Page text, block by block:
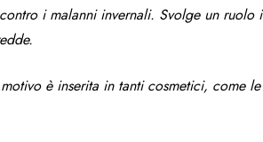
i malanni invernali. Svolge un
è inserita in tanti cosmetici, come